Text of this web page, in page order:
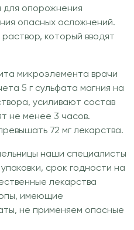
опорожнения
опасных осложнений.
который вводят
микроэлемента врачи
5 г сульфата магния на
усиливают состав
не менее 3 часов.
72 мг лекарства.
наши специалисты
срок годности на
лекарства
имеющие
не применяем опасные